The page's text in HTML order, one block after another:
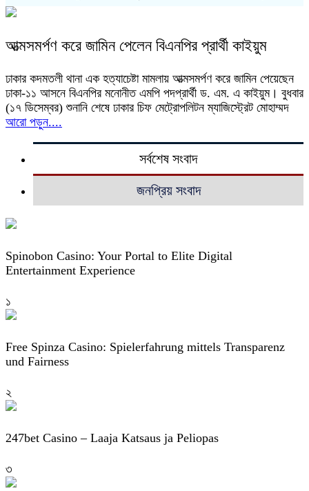
আত্মসমর্পণ করে জামিন পেলেন বিএনপির প্রার্থী কাইয়ুম
ঢাকার কদমতলী থানা এক হত্যাচেষ্টা মামলায় আত্মসমর্পণ করে জামিন পেয়েছেন
ঢাকা-১১ আসনে বিএনপির মনোনীত এমপি পদপ্রার্থী ড. এম. এ কাইয়ুম। বুধবার
(১৭ ডিসেম্বর) শুনানি শেষে ঢাকার চিফ মেট্রোপলিটন ম্যাজিস্ট্রেট মোহাম্মদ
আরো পড়ুন....
সর্বশেষ সংবাদ
জনপ্রিয় সংবাদ
Spinobon Casino: Your Portal to Elite Digital
Entertainment Experience
১
Free Spinza Casino: Spielerfahrung mittels Transparenz
und Fairness
২
247bet Casino – Laaja Katsaus ja Peliopas
৩